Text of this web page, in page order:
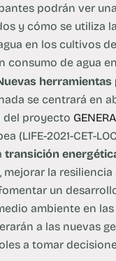
podrán ver
y cómo se utiliza
en los cultivos
consumo de agua
se centrará en
del proyecto GENERA
(LIFE-2021-CET-
transición
mejorar la
un
ambiente en
a las nuevas
a tomar